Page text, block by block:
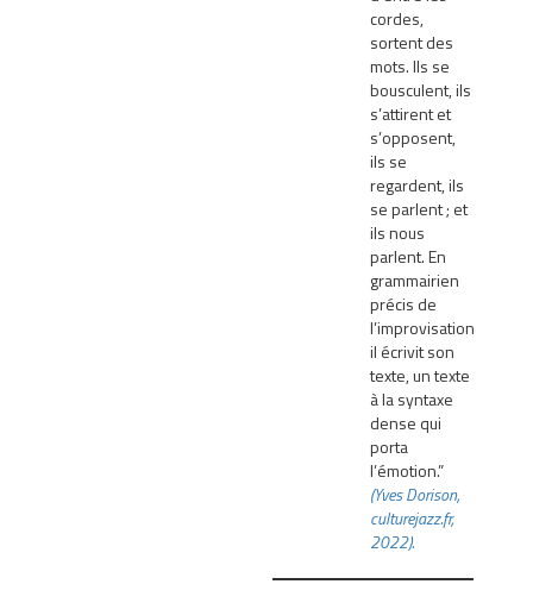
cordes,
sortent des
mots. Ils se
bousculent, ils
s’attirent et
s’opposent,
ils se
regardent, ils
se parlent ; et
ils nous
parlent. En
grammairien
précis de
l’improvisation,
il écrivit son
texte, un texte
à la syntaxe
dense qui
porta
l’émotion.”
(Yves Dorison,
culturejazz.fr,
2022).